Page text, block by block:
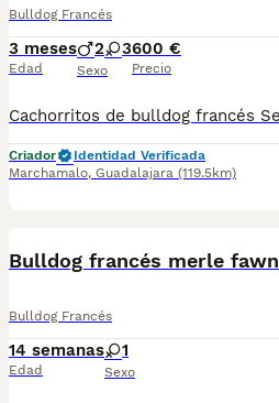
Bulldog Francés
3 meses
Edad
2 3
Sexo
600 €
Precio
Criador
Identidad Verificada
Marchamalo, Guadalajara (119.5km)
Bulldog francés merle fawn
Bulldog Francés
14 semanas
Edad
1
Sexo